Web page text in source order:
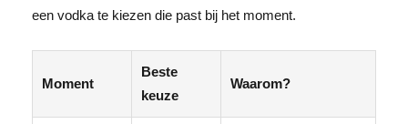
een vodka te kiezen die past bij het moment.
Moment
Beste
keuze
Waarom?